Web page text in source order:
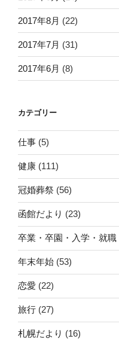
2017年8月 (22)
2017年7月 (31)
2017年6月 (8)
カテゴリー
仕事 (5)
健康 (111)
冠婚葬祭 (56)
函館だより (23)
卒業・卒園・入学・就職
年末年始 (53)
恋愛 (22)
旅行 (27)
札幌だより (16)